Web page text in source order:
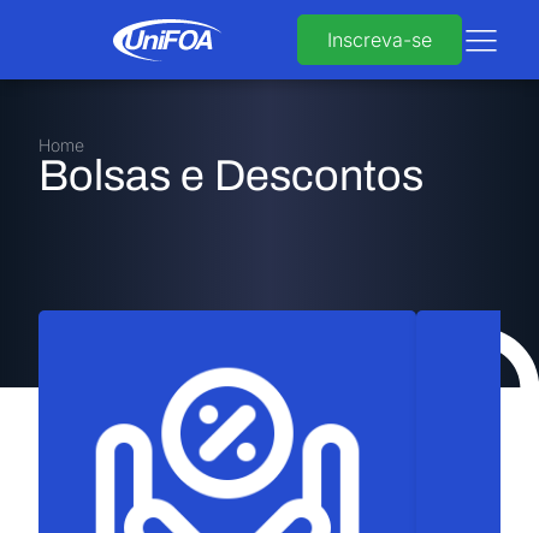
Inscreva-se
Home
Bolsas e Descontos